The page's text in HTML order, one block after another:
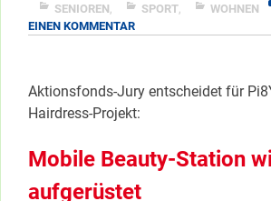
2025”
SENIOREN
SPORT WOHNEN
EINEN KOMMENTARZU
DIE
SOMMERRUNDE
Aktionsfonds-Jury entscheidet für
Hairdress-Projekt:
Mobile Beauty-Station
aufgerüstet